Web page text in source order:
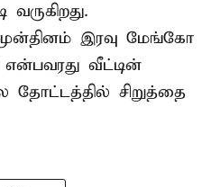
இரவு மேங்கோ
என்பவரது வீட்டின்
சிறுத்தை